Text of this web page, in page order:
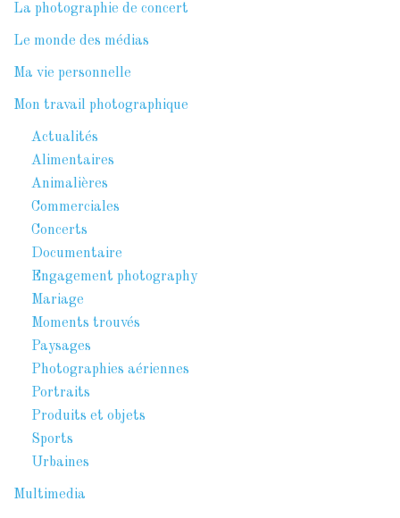
La photographie de concert
Le monde des médias
Ma vie personnelle
Mon travail photographique
Actualités
Alimentaires
Animalières
Commerciales
Concerts
Documentaire
Engagement photography
Mariage
Moments trouvés
Paysages
Photographies aériennes
Portraits
Produits et objets
Sports
Urbaines
Multimedia